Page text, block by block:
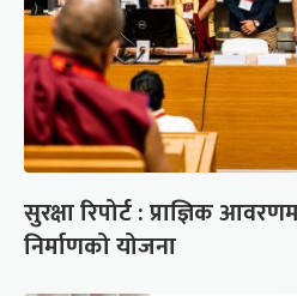
सुरक्षा रिपोर्ट : प्राज्ञिक
निर्माणको योजना